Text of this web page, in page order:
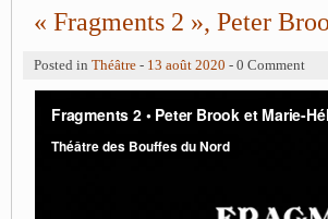
« Fragments 2 », Peter
Posted in Théâtre - 13 août 2020 - 0 Comment